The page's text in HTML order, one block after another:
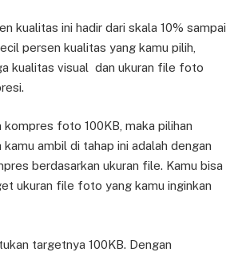
kualitas ini hadir dari skala 10% sampai
persen kualitas yang kamu pilih,
kualitas visual dan ukuran file foto
kompres foto 100KB, maka pilihan
ambil di tahap ini adalah dengan
berdasarkan ukuran file. Kamu bisa
ukuran file foto yang kamu inginkan
targetnya 100KB. Dengan